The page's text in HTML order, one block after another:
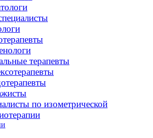
терапевты
по изометрической